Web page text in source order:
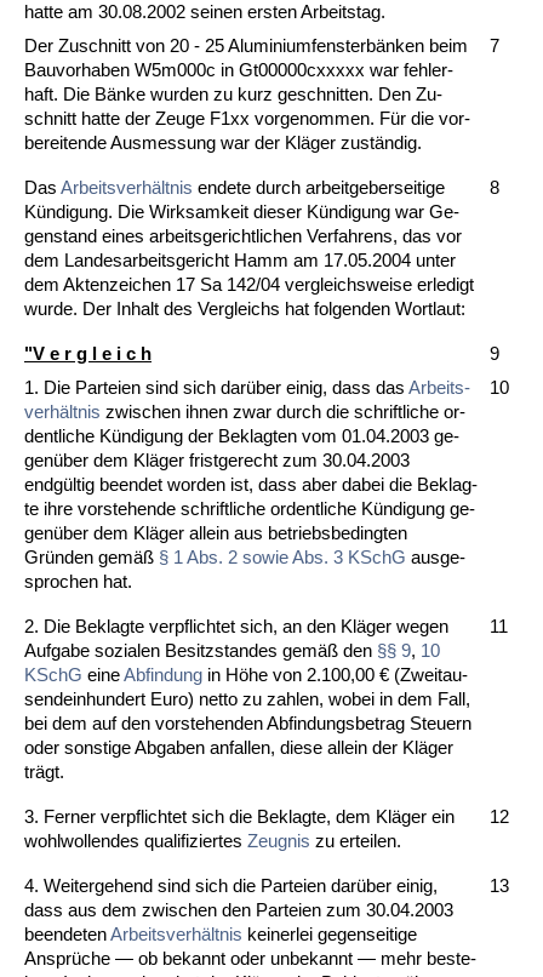
hat­te am 30.08.2002 sei­nen ers­ten Ar­beits­tag.
Der Zu­schnitt von 20 - 25 Alu­mi­ni­um­fens­terbänken beim
Bau­vor­ha­ben W5m000c in Gt00000cxxxxx war feh­ler­
haft. Die Bänke wur­den zu kurz ge­schnit­ten. Den Zu­
schnitt hat­te der Zeu­ge F1xx vor­ge­nom­men. Für die vor­
be­rei­ten­de Aus­mes­sung war der Kläger zuständig.
7
Das Ar­beits­verhält­nis en­de­te durch ar­beit­ge­ber­sei­ti­ge
Kündi­gung. Die Wirk­sam­keit die­ser Kündi­gung war Ge­
gen­stand ei­nes ar­beits­ge­richt­li­chen Ver­fah­rens, das vor
dem Lan­des­ar­beits­ge­richt Hamm am 17.05.2004 un­ter
dem Ak­ten­zei­chen 17 Sa 142/04 ver­gleichs­wei­se er­le­digt
wur­de. Der In­halt des Ver­gleichs hat fol­gen­den Wort­laut:
8
"V e r g l e i c h
9
1. Die Par­tei­en sind sich darüber ei­nig, dass das Ar­beits­
verhält­nis zwi­schen ih­nen zwar durch die schrift­li­che or­
dent­li­che Kündi­gung der Be­klag­ten vom 01.04.2003 ge­
genüber dem Kläger frist­ge­recht zum 30.04.2003
endgültig be­en­det wor­den ist, dass aber da­bei die Be­klag­
te ih­re vor­ste­hen­de schrift­li­che or­dent­li­che Kündi­gung ge­
genüber dem Kläger al­lein aus be­triebs­be­ding­ten
Gründen gemäß § 1 Abs. 2 so­wie Abs. 3 KSchG aus­ge­
spro­chen hat.
10
2. Die Be­klag­te ver­pflich­tet sich, an den Kläger we­gen
Auf­ga­be so­zia­len Be­sitz­stan­des gemäß den §§ 9, 10
KSchG ei­neAb­fin­dung in Höhe von 2.100,00 € (Zwei­tau­
send­ein­hun­dert Eu­ro) net­to zu zah­len, wo­bei in dem Fall,
bei dem auf den vor­ste­hen­den Ab­fin­dungs­be­trag Steu­ern
oder sons­ti­ge Ab­ga­ben an­fal­len, die­se al­lein der Kläger
trägt.
11
3. Fer­ner ver­pflich­tet sich die Be­klag­te, dem Kläger ein
wohl­wol­len­des qua­li­fi­zier­tes Zeug­nis zu er­tei­len.
12
4. Wei­ter­ge­hend sind sich die Par­tei­en darüber ei­nig,
dass aus dem zwi­schen den Par­tei­en zum 30.04.2003
be­en­de­tenAr­beits­verhält­nis kei­ner­lei ge­gen­sei­ti­ge
Ansprüche — ob be­kannt oder un­be­kannt — mehr be­ste­
13